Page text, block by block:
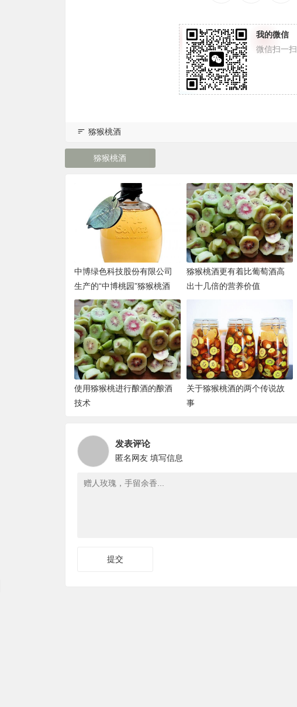
我的微信
微信扫一扫
猕猴桃酒
猕猴桃酒
中博绿色科技股份有限公司
生产的“中博桃园”猕猴桃酒
猕猴桃酒更有着比葡萄酒高
出十几倍的营养价值
使用猕猴桃进行酿酒的酿酒
技术
关于猕猴桃酒的两个传说故
事
发表评论
匿名网友 填写信息